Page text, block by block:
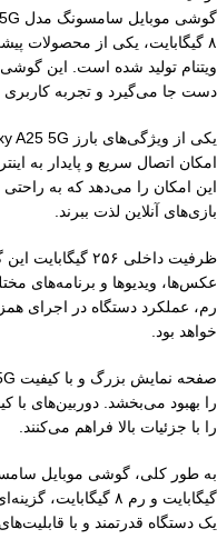
۸ گیگابایت، یکی از محصولات
ویتنام تولید شده است. این
دست جا می‌گیرد و تجربه کاربری
امکان اتصال سریع و پایدار به
این امکان را می‌دهد که به راحتی
بازی‌های آنلاین لذت ببرند.
ظرفیت داخلی
رم، عملکرد دستگاه در اجرای
خواهد بود.
را بهبود می‌بخشد. دوربین‌های
را با جزئیات بالا فراهم می‌کنند.
گیگابایت و رم ۸
یک دستگاه قدرتمند و با